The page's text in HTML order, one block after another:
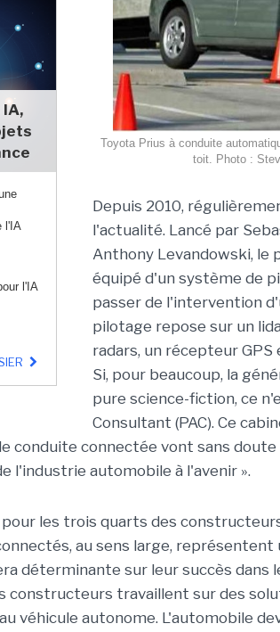
l'IA
l'IA
Toyota Prius à conduite
toit. Photo :
Depuis 2010,
l'actualité. Lancé par
Anthony Levandowski, le
équipé d'un système de
passer de l'intervention
pilotage repose sur un
radars, un récepteur
Si, pour beaucoup, la
pure science-fiction, ce
Consultant (PAC). Ce
conduite connectée vont sans
l'industrie automobile à l'avenir ».
pour les trois quarts des
au sens large,
déterminante sur leur succès dans
constructeurs travaillent sur des
véhicule autonome. L'automobile